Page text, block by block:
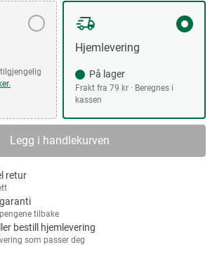
Hjemlevering
På lager
Frakt fra 79 kr · Beregnes i
kassen
Legg i handlekurven
retur
tilbake
bestill hjemlevering
som passer deg